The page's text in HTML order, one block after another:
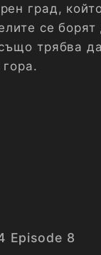
град,
се борят
трябва
Episode 8